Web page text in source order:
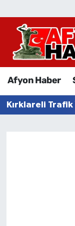
Afyon Haber
Kırklareli
Afyon
Asayiş